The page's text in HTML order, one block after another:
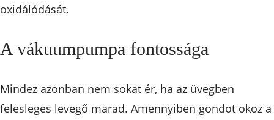
oxidálódását.
A vákuumpumpa fontossága
Mindez azonban nem sokat ér, ha az üvegben
felesleges levegő marad. Amennyiben gondot okoz a